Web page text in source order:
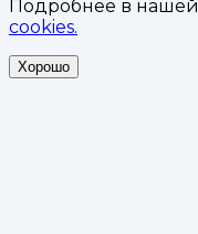
Подробнее в нашей
cookies.
Хорошо